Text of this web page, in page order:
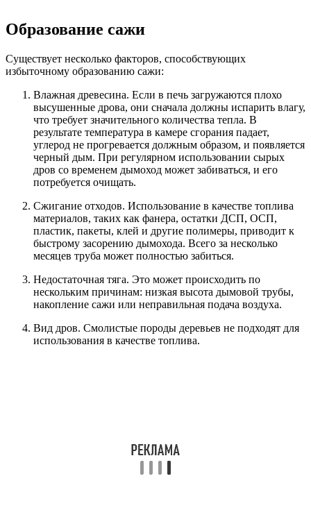
Образование сажи
Существует несколько факторов, способствующих
избыточному образованию сажи:
Влажная древесина. Если в печь загружаются плохо
высушенные дрова, они сначала должны испарить влагу,
что требует значительного количества тепла. В
результате температура в камере сгорания падает,
углерод не прогревается должным образом, и появляется
черный дым. При регулярном использовании сырых
дров со временем дымоход может забиваться, и его
потребуется очищать.
Сжигание отходов. Использование в качестве топлива
материалов, таких как фанера, остатки ДСП, ОСП,
пластик, пакеты, клей и другие полимеры, приводит к
быстрому засорению дымохода. Всего за несколько
месяцев труба может полностью забиться.
Недостаточная тяга. Это может происходить по
нескольким причинам: низкая высота дымовой трубы,
накопление сажи или неправильная подача воздуха.
Вид дров. Смолистые породы деревьев не подходят для
использования в качестве топлива.